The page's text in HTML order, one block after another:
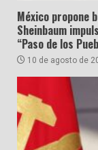
México propone
Sheinbaum
“Paso de los
10 de agosto de